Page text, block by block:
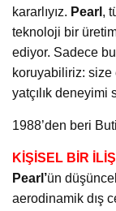
kararlıyız. Pearl ,
teknoloji bir
ediyor. Sadece
koruyabiliriz:
yatçılık deneyimi
1988’den beri
KİŞİSEL BİR
Pearl’ün
aerodinamik dış